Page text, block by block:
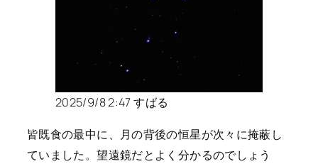
2025/9/8 2:47 すばる
皆既食の最中に、月の背後の恒星が次々に掩蔽し
ていました。望遠鏡だとよく分かるのでしょう